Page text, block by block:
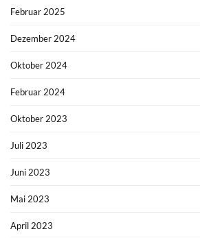
Februar 2025
Dezember 2024
Oktober 2024
Februar 2024
Oktober 2023
Juli 2023
Juni 2023
Mai 2023
April 2023